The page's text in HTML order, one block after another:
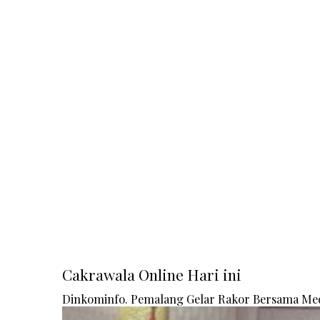
Cakrawala Online Hari ini
Dinkominfo. Pemalang Gelar Rakor Bersama